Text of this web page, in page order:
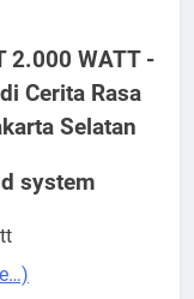
2.000 WATT -
Cerita Rasa
Selatan
system